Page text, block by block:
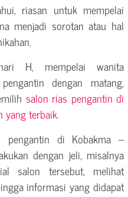
riasan untuk mempelai
menjadi sorotan atau hal
H, mempelai wanita
dengan matang,
salon rias pengantin di
yang terbaik.
pengantin di Kobakma –
dengan jeli, misalnya
salon tersebut, melihat
informasi yang didapat